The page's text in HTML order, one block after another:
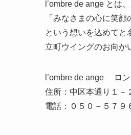
l’ombre de ange とは
「みなさまの心に笑
という想いを込めてと
立町ウイングのお向か
l’ombre de ange ロン
住所：中区本通り１
電話：０５０－５７９